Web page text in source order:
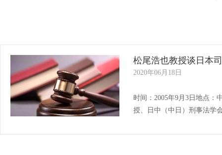
松尾浩也教授谈日本
2020年06月18日
时间：2005年9月3日地点：
授、日中（中日）刑事法学